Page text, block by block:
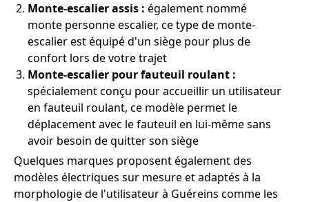
Monte-escalier assis : également nommé
monte personne escalier, ce type de monte-
escalier est équipé d'un siège pour plus de
confort lors de votre trajet
Monte-escalier pour fauteuil roulant :
spécialement conçu pour accueillir un utilisateur
en fauteuil roulant, ce modèle permet le
déplacement avec le fauteuil en lui-même sans
avoir besoin de quitter son siège
Quelques marques proposent également des
modèles électriques sur mesure et adaptés à la
morphologie de l'utilisateur à Guéreins comme les